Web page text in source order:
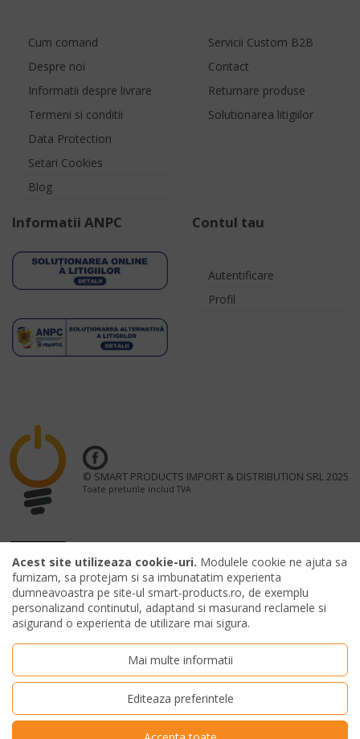
Cum comand
Despre noi
Informatii despre livrare
Termeni si conditii
Data Protection
Setari Cookies
Blog
Servicii Custom B2B
Contact
Returnare produse
Solutionarea litigiilor
Informatii ANPC Contul tau
Autentificare
Profil
© SMART PRODUCTS IMPORT & DISTRIBUTION SRL 2025
Toate preturile includ TVA
OFFICIAL MERCHANDISING PARTNER UNTOLD FESTIVAL
Acest site utilizeaza cookie-uri. Modulele cookie ne ajuta sa
furnizam, sa protejam si sa imbunatatim experienta
dumneavoastra pe site-ul smart-products.ro, de exemplu
personalizand continutul, adaptand si masurand reclamele si
asigurand o experienta de utilizare mai sigura.
Mai multe informatii
Editeaza preferintele